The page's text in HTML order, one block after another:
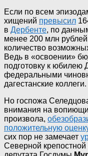
Если по всем
хищений превысил
в Дербенте, по
менее 200 млн
количество
Ведь в «освоении»
подготовку к юбилею
федеральными
дагестанские коллеги.
Но госпожа
внимания на
произвола,
положительную
сих пор не замечает
Северной